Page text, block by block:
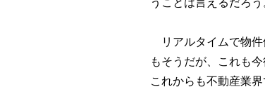
うことは言えるだろう
リアルタイムで物件
もそうだが、これも
これからも不動産業